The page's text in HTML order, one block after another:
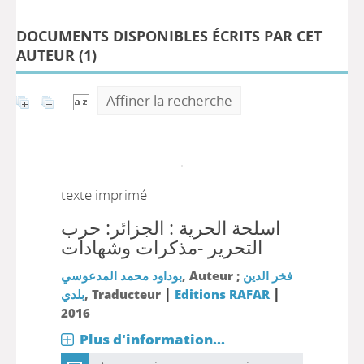
DOCUMENTS DISPONIBLES ÉCRITS PAR CET
AUTEUR (1)
Affiner la recherche
texte imprimé
اسلحة الحرية : الجزائر: حرب
التحرير -مذكرات وشهادات
بوداود محمد المدعوسي, Auteur ; فخر الدين
بلدي, Traducteur | Editions RAFAR|
2016
Plus d'information...